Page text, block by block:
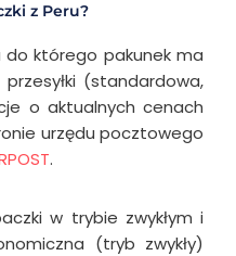
z Peru?
do którego pakunek ma
(standardowa,
o aktualnych cenach
urzędu pocztowego
.
w trybie zwykłym i
(tryb zwykły)